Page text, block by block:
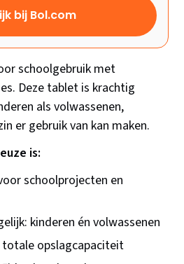
bij Bol.com
schoolgebruik met
Deze tablet is krachtig
als volwassenen,
er gebruik van kan maken.
is:
schoolprojecten en
kinderen én volwassenen
totale opslagcapaciteit